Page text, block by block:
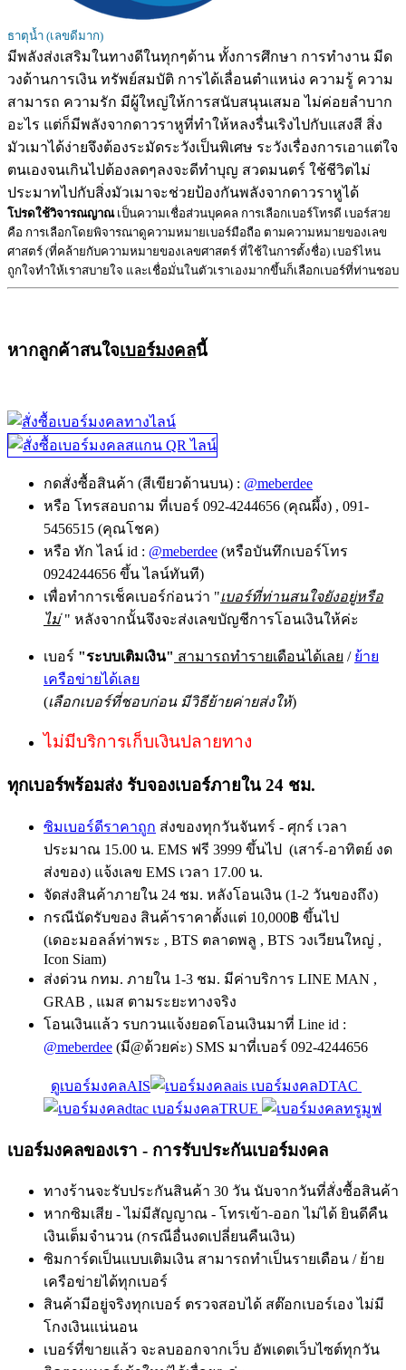
ธาตุน้ำ (เลขดีมาก)
มีพลังส่งเสริมในทางดีในทุกๆด้าน ทั้งการศึกษา การทำงาน มีด
วงด้านการเงิน ทรัพย์สมบัติ การได้เลื่อนตำแหน่ง ความรู้ ความ
สามารถ ความรัก มีผู้ใหญ่ให้การสนับสนุนเสมอ ไม่ค่อยลำบาก
อะไร แต่ก็มีพลังจากดาวราหูที่ทำให้หลงรื่นเริงไปกับแสงสี สิ่ง
มัวเมาได้ง่ายจึงต้องระมัดระวังเป็นพิเศษ ระวังเรื่องการเอาแต่ใจ
ตนเองจนเกินไปต้องลดๆลงจะดีทำบุญ สวดมนตร์ ใช้ชีวิตไม่
ประมาทไปกับสิ่งมัวเมาจะช่วยป้องกันพลังจากดาวราหูได้
โปรดใช้วิจารณญาณเป็นความเชื่อส่วนบุคคล การเลือกเบอร์โทรดี เบอร์สวย
คือ การเลือกโดยพิจารณาดูความหมายเบอร์มือถือ ตามความหมายของเลข
ศาสตร์ (ที่คล้ายกับความหมายของเลขศาสตร์ ที่ใช้ในการตั้งชื่อ) เบอร์ไหน
ถูกใจทำให้เราสบายใจ และเชื่อมั่นในตัวเราเองมากขึ้นก็เลือกเบอร์ที่ท่านชอบ
หากลูกค้าสนใจเบอร์มงคลนี้
กดสั่งซื้อสินค้า (สีเขียวด้านบน) : @meberdee
หรือ โทรสอบถาม ที่เบอร์ 092-4244656 (คุณผึ้ง) , 091-
5456515 (คุณโชค)
หรือ ทัก ไลน์ id : @meberdee (หรือบันทึกเบอร์โทร
0924244656 ขึ้น ไลน์ทันที)
เพื่อทำการเช็คเบอร์ก่อนว่า "เบอร์ที่ท่านสนใจยังอยู่หรือ
ไม่" หลังจากนั้นจึงจะส่งเลขบัญชีการโอนเงินให้ค่ะ
เบอร์ "ระบบเติมเงิน" สามารถทำรายเดือนได้เลย / ย้าย
เครือข่ายได้เลย
(เลือกเบอร์ที่ชอบก่อน มีวิธีย้ายค่ายส่งให้)
ไม่มีบริการเก็บเงินปลายทาง
ทุกเบอร์พร้อมส่ง รับจองเบอร์ภายใน 24 ชม.
ซิมเบอร์ดีราคาถูก ส่งของทุกวันจันทร์ - ศุกร์ เวลา
ประมาณ 15.00 น. EMS ฟรี 3999 ขึ้นไป (เสาร์-อาทิตย์ งด
ส่งของ) แจ้งเลข EMS เวลา 17.00 น.
จัดส่งสินค้าภายใน 24 ชม. หลังโอนเงิน (1-2 วันของถึง)
กรณีนัดรับของ สินค้าราคาตั้งแต่ 10,000฿ ขึ้นไป
(เดอะมอลล์ท่าพระ , BTS ตลาดพลู , BTS วงเวียนใหญ่ ,
Icon Siam)
ส่งด่วน กทม. ภายใน 1-3 ชม. มีค่าบริการ LINE MAN ,
GRAB , แมส ตามระยะทางจริง
โอนเงินแล้ว รบกวนแจ้งยอดโอนเงินมาที่ Line id :
@meberdee (มี@ด้วยค่ะ) SMS มาที่เบอร์ 092-4244656
ดูเบอร์มงคลAIS
เบอร์มงคลDTAC
เบอร์มงคลTRUE
เบอร์มงคลของเรา - การรับประกันเบอร์มงคล
ทางร้านจะรับประกันสินค้า 30 วัน นับจากวันที่สั่งซื้อสินค้า
หากซิมเสีย - ไม่มีสัญญาณ - โทรเข้า-ออก ไม่ได้ ยินดีคืน
เงินเต็มจำนวน (กรณีอื่นงดเปลี่ยนคืนเงิน)
ซิมการ์ดเป็นแบบเติมเงิน สามารถทำเป็นรายเดือน / ย้าย
เครือข่ายได้ทุกเบอร์
สินค้ามีอยู่จริงทุกเบอร์ ตรวจสอบได้ สต๊อกเบอร์เอง ไม่มี
โกงเงินแน่นอน
เบอร์ที่ขายแล้ว จะลบออกจากเว็บ อัพเดตเว็บไซต์ทุกวัน